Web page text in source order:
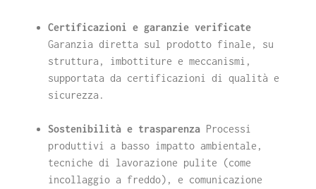
Certificazioni e garanzie verificate
Garanzia diretta sul prodotto finale, su
struttura, imbottiture e meccanismi,
supportata da certificazioni di qualità e
sicurezza.
Sostenibilità e trasparenza Processi
produttivi a basso impatto ambientale,
tecniche di lavorazione pulite (come
incollaggio a freddo), e comunicazione